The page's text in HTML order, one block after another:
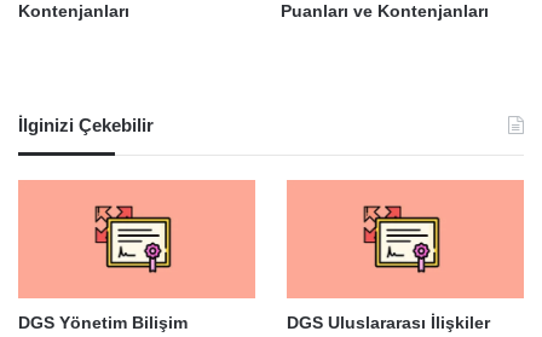
Kontenjanları
Puanları ve Kontenjanları
İlginizi Çekebilir
DGS Yönetim Bilişim
DGS Uluslararası İlişkiler